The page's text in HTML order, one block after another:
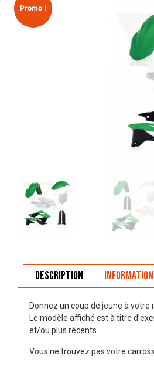
Promo !
Description
Donnez un coup de jeune à votre
Le modèle affiché est à titre
et/ou plus récents.
Vous ne trouvez pas votre